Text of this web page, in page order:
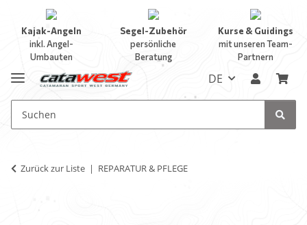
Kajak-Angeln
inkl. Angel-
Umbauten
Segel-Zubehör
persönliche
Beratung
Kurse & Guidings
mit unseren Team-
Partnern
DE
Zurück zur Liste REPARATUR & PFLEGE